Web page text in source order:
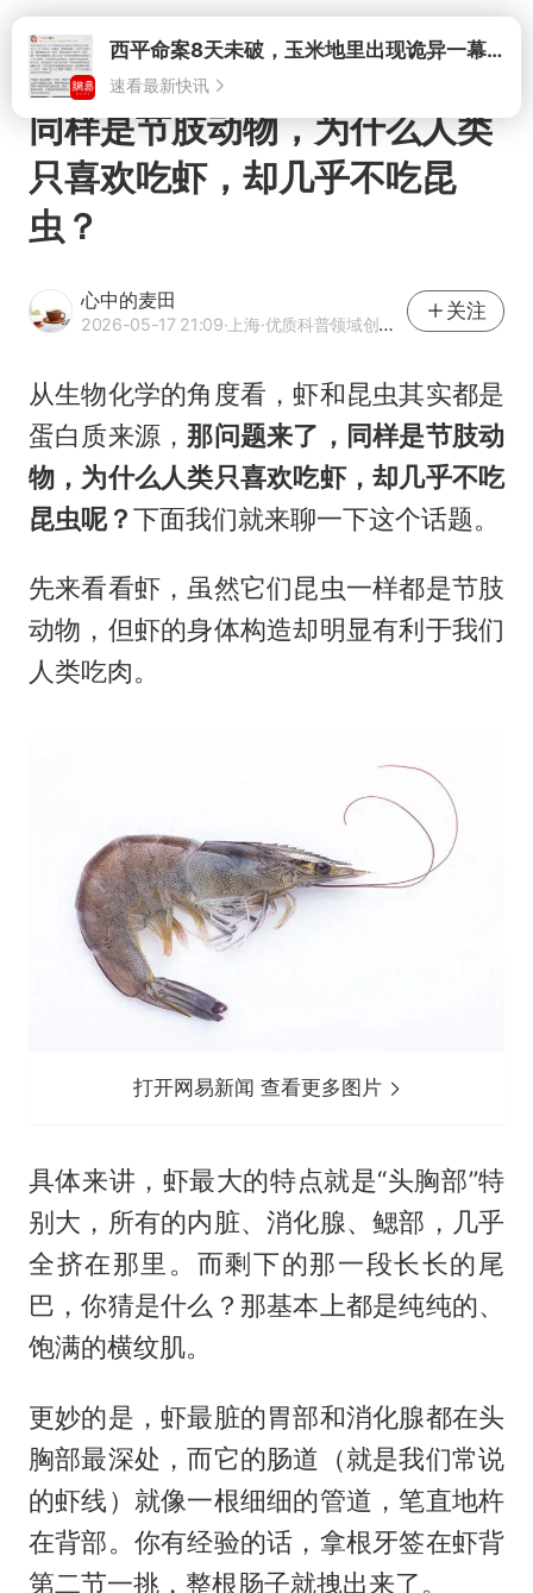
打开西平命案8天未破，玉米地里出现诡异一幕，我突然想起了欧金中
速看最新快讯
同样是节肢动物，为什么人类
只喜欢吃虾，却几乎不吃昆
虫？
心中的麦田
2026-05-17 21:09·上海·优质科普领域创作者
关注
从生物化学的角度看，虾和昆虫其实都是
蛋白质来源， 那问题来了，同样是节肢动
物，为什么人类只喜欢吃虾，却几乎不吃
昆虫呢？下面我们就来聊一下这个话题。
先来看看虾，虽然它们昆虫一样都是节肢
动物，但虾的身体构造却明显有利于我们
人类吃肉。
打开网易新闻 查看更多图片
具体来讲，虾最大的特点就是“头胸部”特
别大，所有的内脏、消化腺、鳃部，几乎
全挤在那里。而剩下的那一段长长的尾
巴，你猜是什么？那基本上都是纯纯的、
饱满的横纹肌。
更妙的是，虾最脏的胃部和消化腺都在头
胸部最深处，而它的肠道（就是我们常说
的虾线）就像一根细细的管道，笔直地杵
在背部。你有经验的话，拿根牙签在虾背
第二节一挑，整根肠子就拽出来了。